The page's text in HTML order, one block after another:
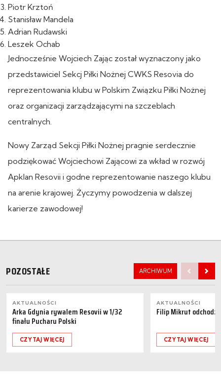
Piotr Krztoń
Stanisław Mandela
Adrian Rudawski
Leszek Ochab
Jednocześnie Wojciech Zając został wyznaczony jako
przedstawiciel Sekcj Piłki Nożnej CWKS Resovia do
reprezentowania klubu w Polskim Związku Piłki Nożnej
oraz organizacji zarządzającymi na szczeblach
centralnych.
Nowy Zarząd Sekcji Piłki Nożnej pragnie serdecznie
podziękować Wojciechowi Zającowi za wkład w rozwój
Apklan Resovii i godne reprezentowanie naszego klubu
na arenie krajowej. Życzymy powodzenia w dalszej
karierze zawodowej!
POZOSTAŁE ARCHIWUM
AKTUALNOŚCI
Arka Gdynia rywalem Resovii w 1/32
finału Pucharu Polski
CZYTAJ WIĘCEJ
AKTUALNOŚCI
Filip Mikrut
CZYTAJ WIĘCEJ